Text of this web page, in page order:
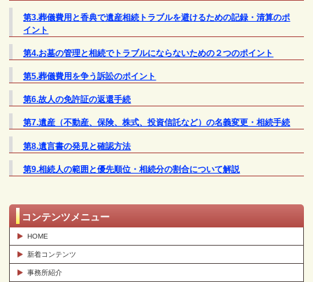
第3.葬儀費用と香典で遺産相続トラブルを避けるための記録・清算のポ
イント
第4.お墓の管理と相続でトラブルにならないための２つのポイント
第5.葬儀費用を争う訴訟のポイント
第6.故人の免許証の返還手続
第7.遺産（不動産、保険、株式、投資信託など）の名義変更・相続手続
第8.遺言書の発見と確認方法
第9.相続人の範囲と優先順位・相続分の割合について解説
コンテンツメニュー
HOME
新着コンテンツ
事務所紹介